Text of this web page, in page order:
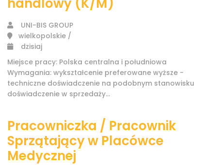
UNI-BIS GROUP
wielkopolskie /
dzisiaj
Miejsce pracy: Polska centralna i południowa
Wymagania: wykształcenie preferowane wyższe -
techniczne doświadczenie na podobnym stanowisku
doświadczenie w sprzedaży...
Pracowniczka / Pracownik
Sprzątający w Placówce
Medycznej